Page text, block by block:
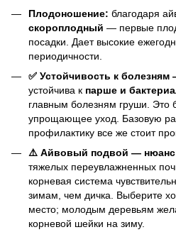
Плодоношение: благодаря
скороплодный — первые
посадки. Дает высокие
периодичности.
✅ Устойчивость к
устойчива к парше и
главным болезням груши. Это
упрощающее уход. Базовую
профилактику все же стоит
⚠️ Айвовый подвой —
тяжелых переувлажненных
корневая система
зимам, чем дичка. Выберите
место; молодым деревьям
корневой шейки на зиму.